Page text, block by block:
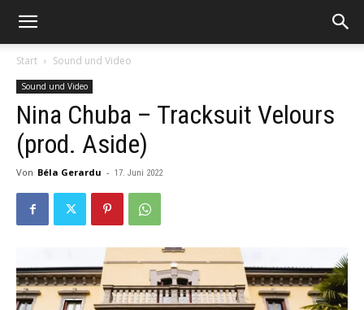
Start Sound und Video
Sound und Video
Nina Chuba – Tracksuit Velours
(prod. Aside)
Von Béla Gerardu - 17. Juni 2022